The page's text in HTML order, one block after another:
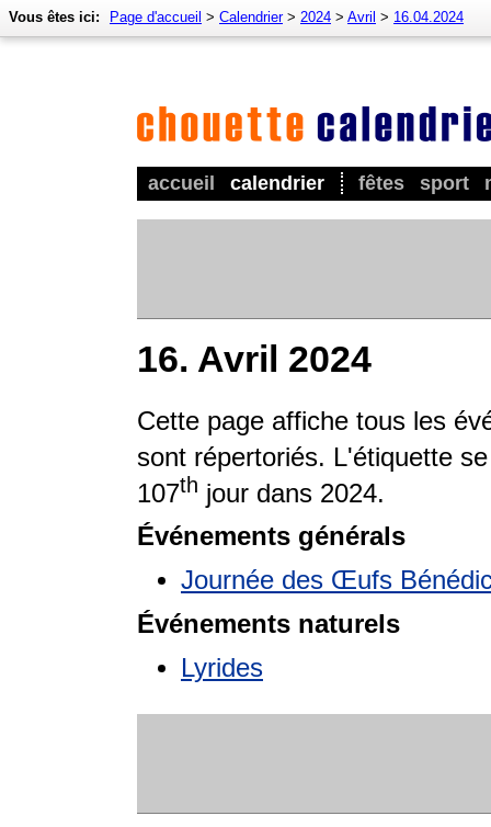
accueil calendrier fêtes sport
Vous êtes ici: Page d'accueil > Calendrier> 2024 > Avril > 16.04.2024
16. Avril 2024
Cette page affiche tous les
sont répertoriés. L'étiquette
107th jour dans 2024.
Événements générals
Journée des Œufs
Événements naturels
Lyrides